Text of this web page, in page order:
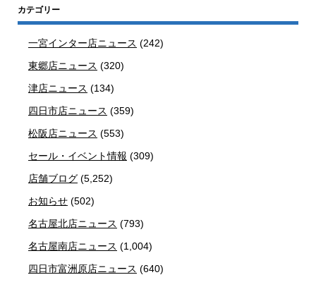
カテゴリー
一宮インター店ニュース (242)
東郷店ニュース (320)
津店ニュース (134)
四日市店ニュース (359)
松阪店ニュース (553)
セール・イベント情報 (309)
店舗ブログ (5,252)
お知らせ (502)
名古屋北店ニュース (793)
名古屋南店ニュース (1,004)
四日市富洲原店ニュース (640)